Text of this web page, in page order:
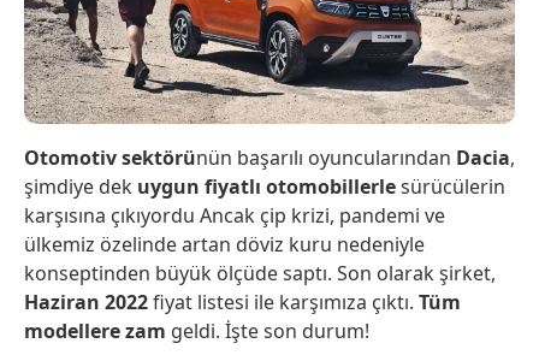
Otomotiv sektörünün başarılı oyuncularından Dacia,
şimdiye dek uygun fiyatlı otomobillerlesürücülerin
karşısına çıkıyordu Ancak çip krizi, pandemi ve
ülkemiz özelinde artan döviz kuru nedeniyle
konseptinden büyük ölçüde saptı. Son olarak şirket,
Haziran 2022fiyat listesi ile karşımıza çıktı. Tüm
modellere zam geldi. İşte son durum!